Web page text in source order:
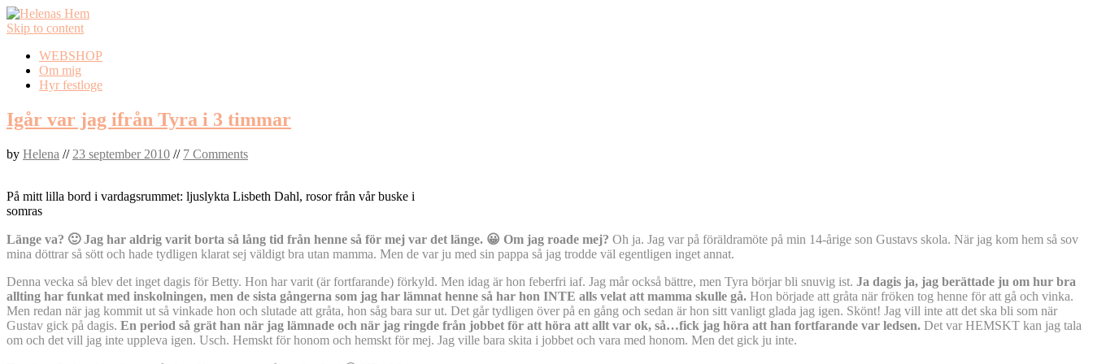
Skip to content
WEBSHOP
Om mig
Hyr festloge
Igår var jag ifrån Tyra i 3 timmar
by Helena // 23 september 2010 // 7 Comments
På mitt lilla bord i vardagsrummet: ljuslykta Lisbeth Dahl, rosor från vår buske i
somras
Länge va? 🙂 Jag har aldrig varit borta så lång tid från henne så för mej var det länge. 😀 Om jag roade mej? Oh ja. Jag var på föräldramöte på min 14-årige son Gustavs skola. När jag kom hem så sov
mina döttrar så sött och hade tydligen klarat sej väldigt bra utan mamma. Men de var ju med sin pappa så jag trodde väl egentligen inget annat.
Denna vecka så blev det inget dagis för Betty. Hon har varit (är fortfarande) förkyld. Men idag är hon feberfri iaf. Jag mår också bättre, men Tyra börjar bli snuvig ist. Ja dagis ja, jag berättade ju om hur bra
allting har funkat med inskolningen, men de sista gångerna som jag har lämnat henne så har hon INTE alls velat att mamma skulle gå. Hon började att gråta när fröken tog henne för att gå och vinka.
Men redan när jag kommit ut så vinkade hon och slutade att gråta, hon såg bara sur ut. Det går tydligen över på en gång och sedan är hon sitt vanligt glada jag igen. Skönt! Jag vill inte att det ska bli som när
Gustav gick på dagis. En period så grät han när jag lämnade och när jag ringde från jobbet för att höra att allt var ok, så…fick jag höra att han fortfarande var ledsen. Det var HEMSKT kan jag tala
om och det vill jag inte uppleva igen. Usch. Hemskt för honom och hemskt för mej. Jag ville bara skita i jobbet och vara med honom. Men det gick ju inte.